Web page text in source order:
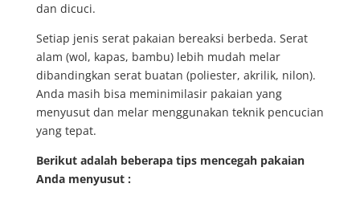
dan dicuci.
Setiap jenis serat pakaian bereaksi berbeda. Serat
alam (wol, kapas, bambu) lebih mudah melar
dibandingkan serat buatan (poliester, akrilik, nilon).
Anda masih bisa meminimilasir pakaian yang
menyusut dan melar menggunakan teknik pencucian
yang tepat.
Berikut adalah beberapa tips mencegah pakaian
Anda menyusut :